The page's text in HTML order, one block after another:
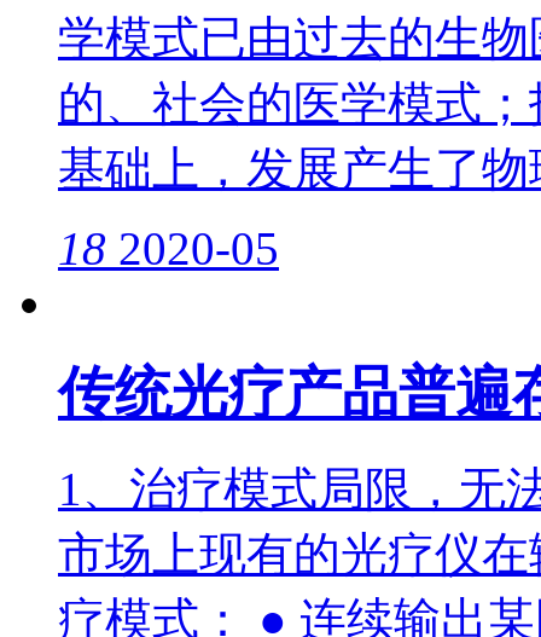
学模式已由过去的生
的、社会的医学模式
基础上，发展产生了物
18 2020-05
传统光疗产品普遍
1、治疗模式局限，无
市场上现有的光疗仪
疗模式： ● 连续输出